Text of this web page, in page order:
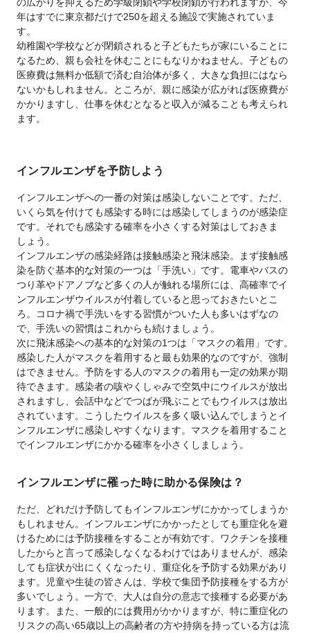
年はすでに東京都だけで250を超える施設で実施されていま
す。
幼稚園や学校などが閉鎖されると子どもたちが家にいることに
なるため、親も会社を休むことにもなりかねません。子どもの
医療費は無料か低額で済む自治体が多く、大きな負担にはなら
ないかもしれません。ところが、親に感染が広がれば医療費が
かかりますし、仕事を休むとなると収入が減ることも考えられ
ます。
インフルエンザを予防しよう
インフルエンザへの一番の対策は感染しないことです。ただ、
いくら気を付けても感染する時には感染してしまうのが感染症
です。それでも感染する確率を小さくする対策はしておきま
しょう。
インフルエンザの感染経路は接触感染と飛沫感染。まず接触感
染を防ぐ基本的な対策の一つは「手洗い」です。電車やバスの
つり革やドアノブなど多くの人が触れる場所には、高確率でイ
ンフルエンザウイルスが付着していると思っておきたいとこ
ろ。コロナ禍で手洗いをする習慣がついた人も多いはずなの
で、手洗いの習慣はこれからも続けましょう。
次に飛沫感染への基本的な対策の1つは「マスクの着用」です。
感染した人がマスクを着用すると最も効果的なのですが、強制
はできません。予防をする人のマスクの着用も一定の効果が期
待できます。感染者の咳やくしゃみで空気中にウイルスが放出
されますし、会話中などでつばが飛ぶことでもウイルスは放出
されています。こうしたウイルスを多く吸い込んでしまうとイ
ンフルエンザに感染しやすくなります。マスクを着用すること
でインフルエンザにかかる確率を小さくしましょう。
インフルエンザに罹った時に助かる保険は？
ただ、どれだけ予防してもインフルエンザにかかってしまうか
もしれません。インフルエンザにかかったとしても重症化を避
けるためには予防接種をすることが有効です。ワクチンを接種
したからと言って感染しなくなるわけではありませんが、感染
しても症状が出にくくなったり、重症化を予防する効果があり
ます。児童や生徒の皆さんは、学校で集団予防接種をする方が
多いでしょう。一方で、大人は自分の意志で接種する必要があ
ります。また、一般的には費用がかかりますが、特に重症化の
リスクの高い65歳以上の高齢者の方や持病を持っている方は流